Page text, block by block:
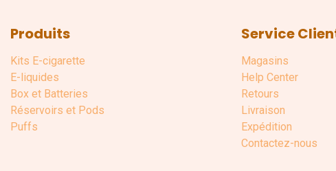
Produits
Kits E-cigarette
E-liquides
Box et Batteries
Réservoirs et Pods
Puffs
Service
Magasins
Help Center
Retours
Livraison
Expédition
Contactez-nous